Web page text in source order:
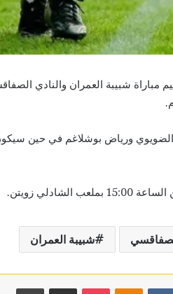
الكشف عن طاقم تحكيم مباراة شبيبة العمران
الضويوي ورياض بوشلاغم في حين
شبيبة العمران
Odnoklassniki
بوكيت مشاركة عبر البريد طباعة
عمّان